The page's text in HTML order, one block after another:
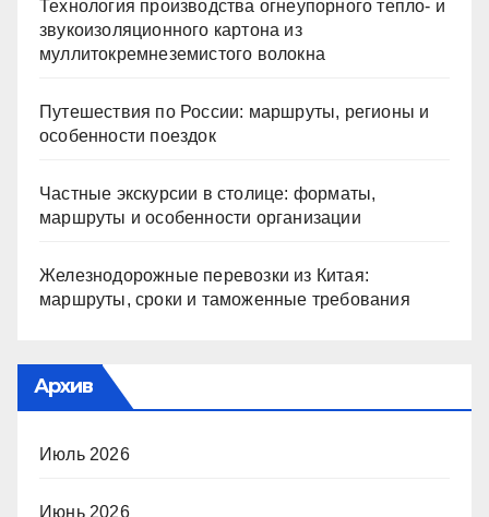
Технология производства огнеупорного тепло- и
звукоизоляционного картона из
муллитокремнеземистого волокна
Путешествия по России: маршруты, регионы и
особенности поездок
Частные экскурсии в столице: форматы,
маршруты и особенности организации
Железнодорожные перевозки из Китая:
маршруты, сроки и таможенные требования
Архив
Июль 2026
Июнь 2026